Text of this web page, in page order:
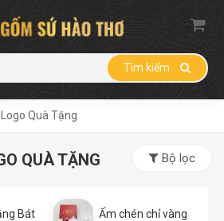
Tìm kiếm
Quà Tặng
QUÀ TẶNG Bộ lọc
Bát
Ấm chén chỉ vàng